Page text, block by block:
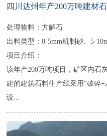
四川达州年产200万吨建材
处理物料：方解石
出料类型：0-5mm机制砂、5-
项目介绍：
该年产200万吨项目，矿区内石
建的建筑石料生产线采用“破碎
设...